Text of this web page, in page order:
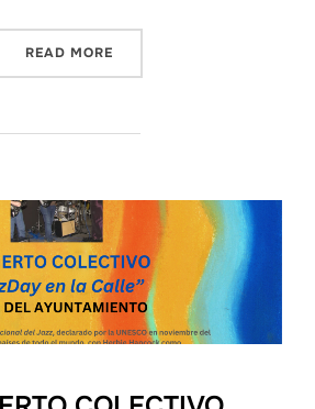
READ MORE